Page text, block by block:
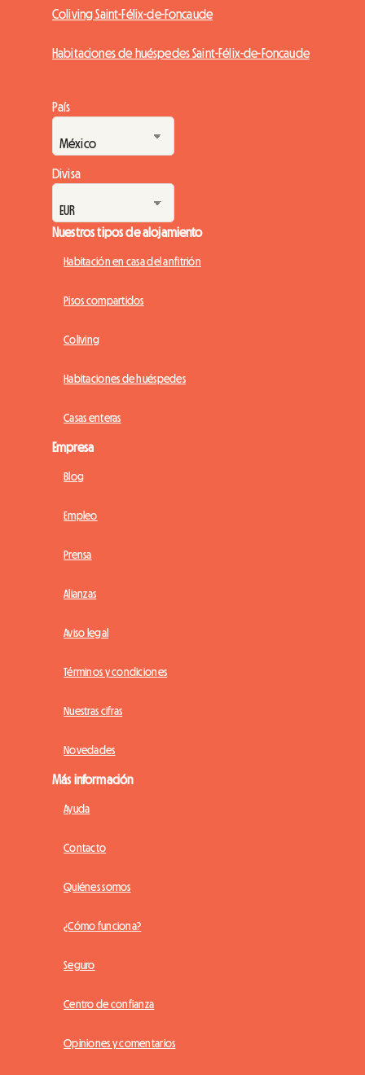
Coliving Saint-Félix-de-Foncaude
Habitaciones de huéspedes Saint-Félix-de-Foncaude
País
Divisa
Nuestros tipos de alojamiento
Habitación en casa del anfitrión
Pisos compartidos
Coliving
Habitaciones de huéspedes
Casas enteras
Empresa
Blog
Empleo
Prensa
Alianzas
Aviso legal
Términos y condiciones
Nuestras cifras
Novedades
Más información
Ayuda
Contacto
Quiénes somos
¿Cómo funciona?
Seguro
Centro de confianza
Opiniones y comentarios